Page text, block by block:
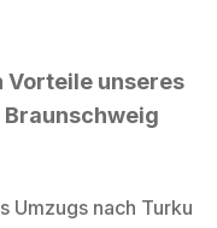
Vorteile unseres
Umzugs nach Turku